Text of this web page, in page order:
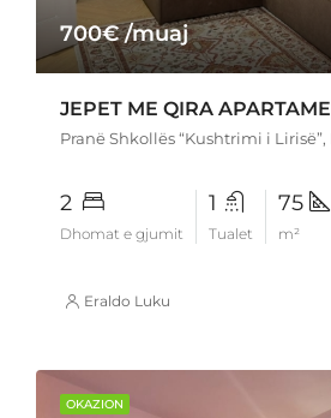
700€ /muaj
Pranë Shkollës “Kushtrimi i
2
Dhomat e gjumit
1
Tualet
75
m²
Eraldo Luku
OKAZION